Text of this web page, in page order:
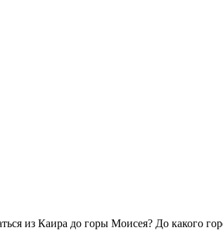
из Каира до горы Моисея? До какого